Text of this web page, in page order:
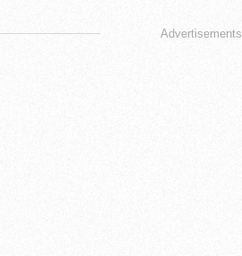
Advertisements